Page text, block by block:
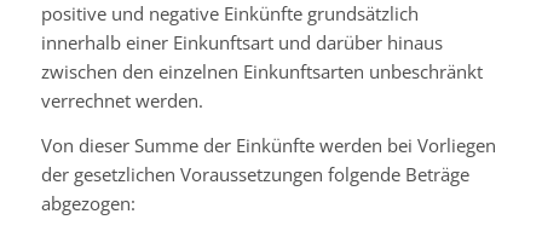
positive und negative Einkünfte grundsätzlich
innerhalb einer Einkunftsart und darüber hinaus
zwischen den einzelnen Einkunftsarten unbeschränkt
verrechnet werden.
Von dieser Summe der Einkünfte werden bei Vorliegen
der gesetzlichen Voraussetzungen folgende Beträge
abgezogen: